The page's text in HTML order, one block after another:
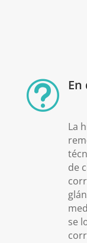
t En
La
de
se